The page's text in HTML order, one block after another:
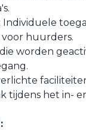
voor huurders.
worden
tijdens het in-